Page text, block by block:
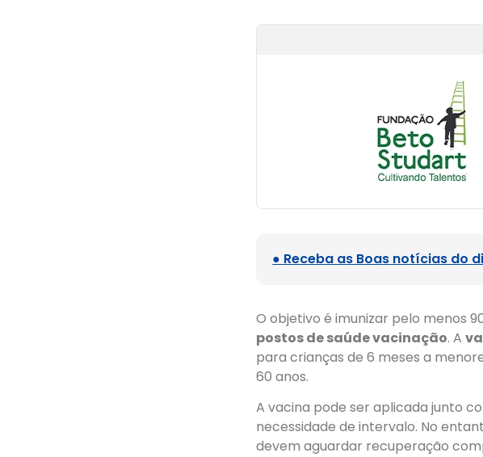
● Receba as Boas notícias do
O objetivo é imunizar pelo menos
postos de saúde vacinação. A
para crianças de 6 meses a
60 anos.
A vacina pode ser aplicada junto
necessidade de intervalo. No
devem aguardar recuperação